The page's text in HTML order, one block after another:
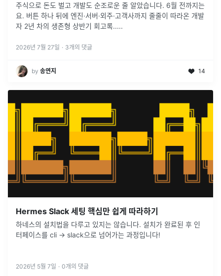
주식으로 돈도 벌고 개발도 순조로운 줄 알았습니다. 6월 전까지는
요. 버튼 하나 뒤에 엔진·서버·외주·고객사까지 줄줄이 따라온 개발
자 2년 차의 생존형 상반기 회고록.....
2026년 7월 27일 · 3개의 댓글
by 송연지 14
Hermes Slack 세팅 핵심만 쉽게 따라하기
하네스의 설치법을 다루고 있지는 않습니다. 설치가 완료된 후 인
터페이스를 cli -> slack으로 넘어가는 과정입니다!
2026년 5월 7일 · 0개의 댓글